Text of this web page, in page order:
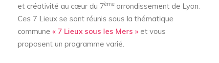
et créativité au cœur du 7ème arrondissement de Lyon.
Ces 7 Lieux se sont réunis sous la thématique
commune « 7 Lieux sous les Mers » et vous
proposent un programme varié.